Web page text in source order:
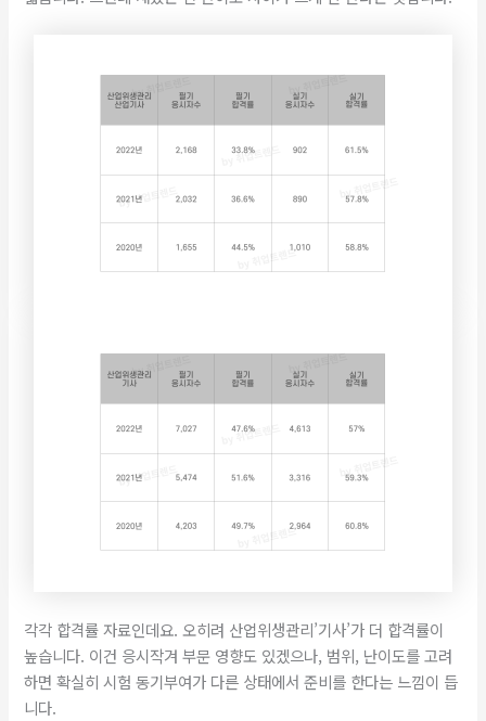
각각 합격률 자료인데요. 오히려 산업위생관리’기사’가 더 합격률이
높습니다. 이건 응시작겨 부문 영향도 있겠으나, 범위, 난이도를 고려
하면 확실히 시험 동기부여가 다른 상태에서 준비를 한다는 느낌이 듭
니다.